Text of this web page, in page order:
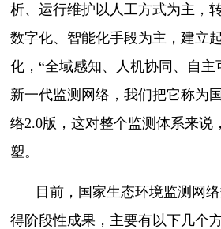
析、运行维护以人工方式为主，
数字化、智能化手段为主，建立
化，“全域感知、人机协同、自主
新一代监测网络，我们把它称为
络2.0版，这对整个监测体系来说
塑。
目前，国家生态环境监测网
得阶段性成果，主要有以下几个方